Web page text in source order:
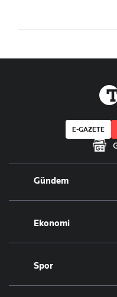
E-GAZETE
Gündem
Politika
Eğitim
Ekonomi
Borsa
Altın
Döviz
Spor
Futbol